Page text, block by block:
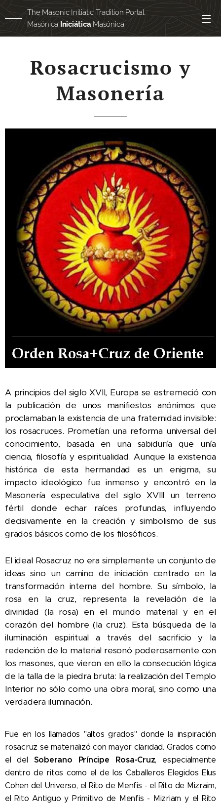
The Masonic Initiatic Tradition Portal
Masónica Iniciática Masónica
Masónicaegipcia
Rosacrucismo y
Masonería
A principios del siglo XVII, Europa se estremeció con
la publicación de unos manifiestos anónimos que
proclamaban la existencia de una fraternidad invisible:
los rosacruces. Prometían una reforma universal del
conocimiento, basada en una sabiduría que unía
ciencia, filosofía y espiritualidad. Aunque la existencia
histórica de esta hermandad es un enigma, su
impacto ideológico fue inmenso y encontró en la
Masonería especulativa del siglo XVIII un terreno
fértil donde echar raíces profundas, influyendo
decisivamente en la creación y simbolismo de sus
grados básicos como de los filosóficos.
El ideal Rosacruz no era simplemente un conjunto de
ideas sino un camino de iniciación centrado en la
transformación interna del hombre. Su símbolo, la
rosa en la cruz, representa la revelación de la
divinidad (la rosa) en el mundo material y en el
corazón del hombre (la cruz). Esta búsqueda de la
iluminación espiritual a través del sacrificio y la
redención de lo material resonó poderosamente con
los masones, que vieron en ello la consecución lógica
de la talla de la piedra bruta: la realización del Templo
Interior no sólo como una obra moral, sino como una
verdadera iluminación.
Fue en los llamados "altos grados" donde la inspiración
rosacruz se materializó con mayor claridad. Grados como
el del Soberano Príncipe Rosa-Cruz, especialmente
dentro de ritos como el de los Caballeros Elegidos Elus
Cohen del Universo, el Rito de Menfis - el Rito de Mizraim,
el Rito Antiguo y Primitivo de Menfis - Mizriam y el Rito